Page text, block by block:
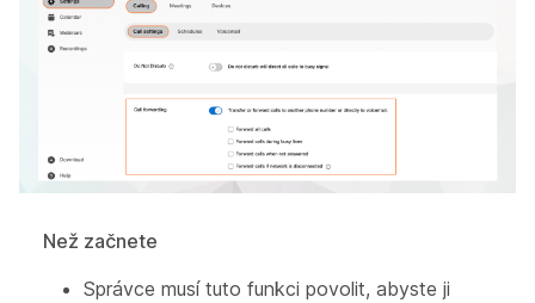
Než začnete
Správce musí tuto funkci povolit, abyste ji